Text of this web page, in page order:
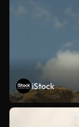
iStock